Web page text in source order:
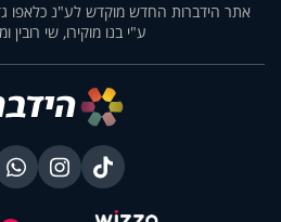
אתר הידברות החדש מוקדש לע"נ כלאפו
ע"י בנו מוקירו, שי רובין